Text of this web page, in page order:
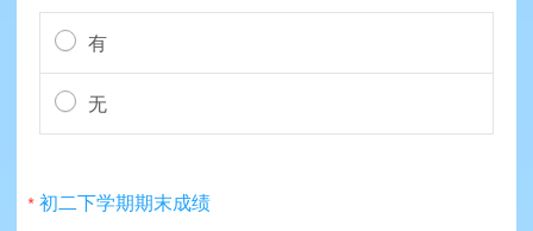
有
无
*初二下学期期末成绩